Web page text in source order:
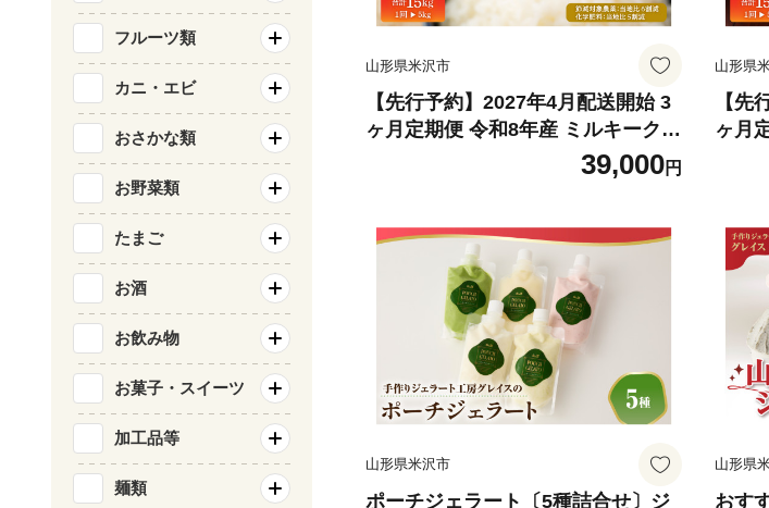
山形県米沢市
【先行予約】2027年4月配送開始 3
ヶ月定期便 令和8年産 ミルキークイ
ーン 5kg × 3回 計 15kg 特別栽培米
【節減対象農薬：当地比 6割減・化
39,000円
山形県
【先
ヶ月
3回
中農
山形県米沢市
ポーチジェラート〔5種詰合せ〕ジ
山形県
おす
フルーツ類
カニ・エビ
おさかな類
お野菜類
たまご
お酒
お飲み物
お菓子・スイーツ
加工品等
麺類